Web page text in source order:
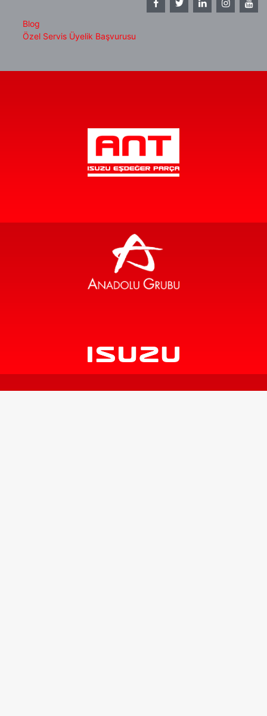
Blog
Özel Servis Üyelik Başvurusu